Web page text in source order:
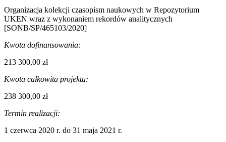
Organizacja kolekcji czasopism naukowych w Repozytorium
UKEN wraz z wykonaniem rekordów analitycznych
[SONB/SP/465103/2020]
Kwota dofinansowania:
213 300,00 zł
Kwota całkowita projektu:
238 300,00 zł
Termin realizacji:
1 czerwca 2020 r. do 31 maja 2021 r.